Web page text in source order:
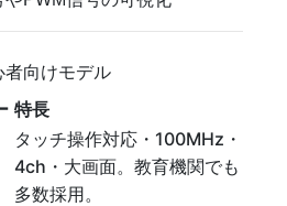
向けモデル
特長
タッチ操作対応・100MHz・
4ch・大画面。教育機関でも
多数採用。